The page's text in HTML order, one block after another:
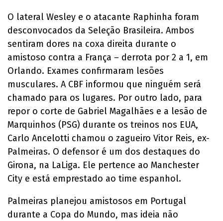
O lateral Wesley e o atacante Raphinha foram
desconvocados da Seleção Brasileira. Ambos
sentiram dores na coxa direita durante o
amistoso contra a França – derrota por 2 a 1, em
Orlando. Exames confirmaram lesões
musculares. A CBF informou que ninguém será
chamado para os lugares. Por outro lado, para
repor o corte de Gabriel Magalhães e a lesão de
Marquinhos (PSG) durante os treinos nos EUA,
Carlo Ancelotti chamou o zagueiro Vitor Reis, ex-
Palmeiras. O defensor é um dos destaques do
Girona, na LaLiga. Ele pertence ao Manchester
City e está emprestado ao time espanhol.
Palmeiras planejou amistosos em Portugal
durante a Copa do Mundo, mas ideia não